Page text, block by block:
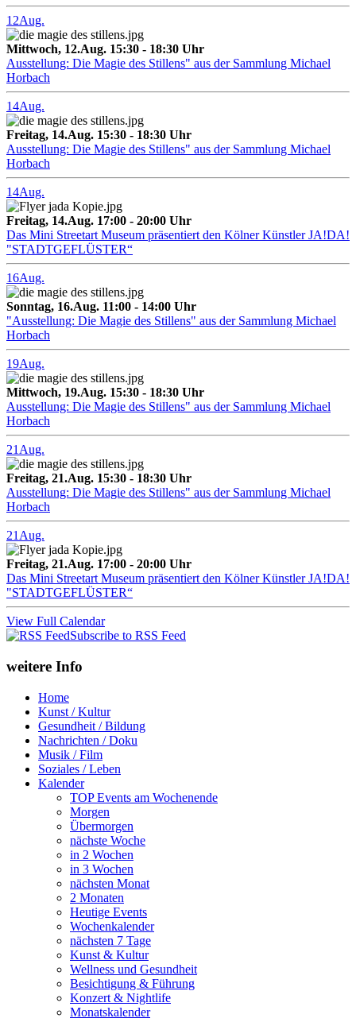
12Aug.
Mittwoch, 12.Aug. 15:30 - 18:30 Uhr
Ausstellung: Die Magie des Stillens" aus der Sammlung Michael
Horbach
14Aug.
Freitag, 14.Aug. 15:30 - 18:30 Uhr
Ausstellung: Die Magie des Stillens" aus der Sammlung Michael
Horbach
14Aug.
Freitag, 14.Aug. 17:00 - 20:00 Uhr
Das Mini Streetart Museum präsentiert den Kölner Künstler JA!DA!
"STADTGEFLÜSTER“
16Aug.
Sonntag, 16.Aug. 11:00 - 14:00 Uhr
"Ausstellung: Die Magie des Stillens" aus der Sammlung Michael
Horbach
19Aug.
Mittwoch, 19.Aug. 15:30 - 18:30 Uhr
Ausstellung: Die Magie des Stillens" aus der Sammlung Michael
Horbach
21 Aug.
Freitag, 21.Aug. 15:30 - 18:30 Uhr
Ausstellung: Die Magie des Stillens" aus der Sammlung Michael
Horbach
21 Aug.
Freitag, 21.Aug. 17:00 - 20:00 Uhr
Das Mini Streetart Museum präsentiert den Kölner Künstler JA!DA!
"STADTGEFLÜSTER“
View Full Calendar
Subscribe to RSS Feed
weitere Info
Home
Kunst / Kultur
Gesundheit / Bildung
Nachrichten / Doku
Musik / Film
Soziales / Leben
Kalender
TOP Events am Wochenende
Morgen
Übermorgen
nächste Woche
in 2 Wochen
in 3 Wochen
nächsten Monat
2 Monaten
Heutige Events
Wochenkalender
nächsten 7 Tage
Kunst & Kultur
Wellness und Gesundheit
Besichtigung & Führung
Konzert & Nightlife
Monatskalender